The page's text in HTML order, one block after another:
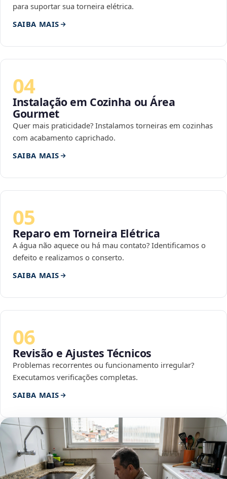
para suportar sua torneira elétrica.
SAIBA MAIS
04
Instalação em Cozinha ou Área
Gourmet
Quer mais praticidade? Instalamos torneiras em cozinhas
com acabamento caprichado.
SAIBA MAIS
05
Reparo em Torneira Elétrica
A água não aquece ou há mau contato? Identificamos o
defeito e realizamos o conserto.
SAIBA MAIS
06
Revisão e Ajustes Técnicos
Problemas recorrentes ou funcionamento irregular?
Executamos verificações completas.
SAIBA MAIS